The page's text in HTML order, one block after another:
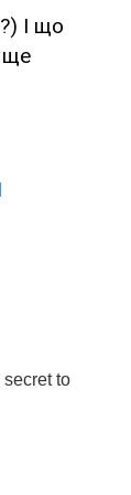
І що
ще